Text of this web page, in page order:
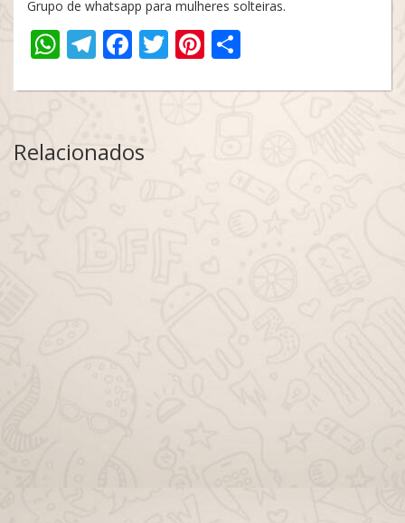
Grupo de whatsapp para mulheres solteiras.
WhatsApp
Telegram
Facebook
TwitterPinterest
Relacionados